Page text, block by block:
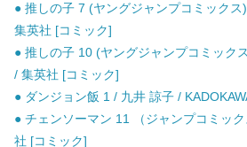
● 推しの子 7 (ヤングジャンプコミック
集英社 [コミック]
● 推しの子 10 (ヤングジャンプコミック
/ 集英社 [コミック]
● ダンジョン飯 1 / 九井 諒子 /
● チェンソーマン 11 （ジャンプコミッ
社 [コミック]